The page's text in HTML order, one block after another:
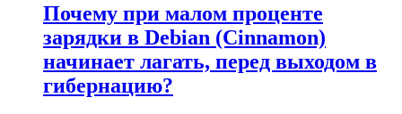
Почему при малом проценте
зарядки в Debian (Cinnamon)
начинает лагать, перед выходом в
гибернацию?